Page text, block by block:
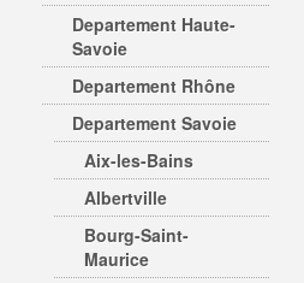
Departement Haute-
Savoie
Departement Rhône
Departement Savoie
Aix-les-Bains
Albertville
Bourg-Saint-
Maurice